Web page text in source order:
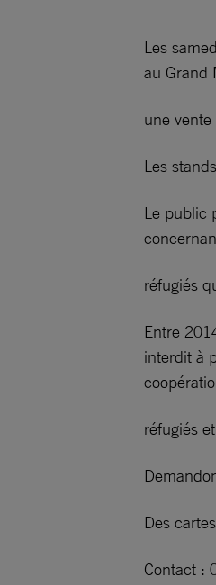
Les
au Grand
une
Les
Le public
réfugiés
Entre
interdit à
réfugiés
Des
Contact :